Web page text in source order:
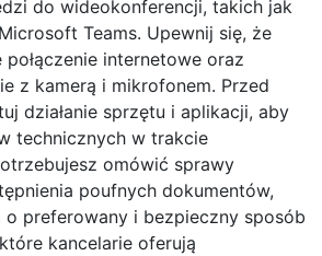
do wideokonferencji, takich jak
Teams. Upewnij się, że
internetowe oraz
z kamerą i mikrofonem. Przed
działanie sprzętu i aplikacji, aby
technicznych w trakcie
omówić sprawy
poufnych dokumentów,
o preferowany i bezpieczny sposób
kancelarie oferują